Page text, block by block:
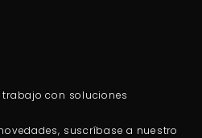
con soluciones
suscríbase a nuestro